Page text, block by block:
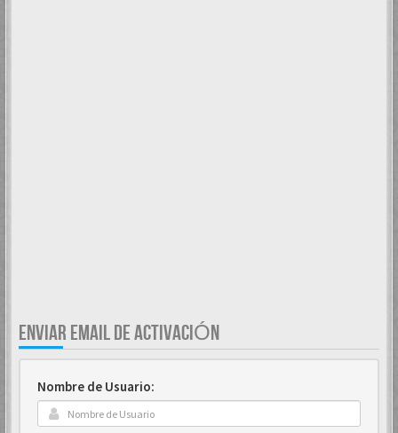
ENVIAR EMAIL DE ACTIVACIÓN
Nombre de Usuario: